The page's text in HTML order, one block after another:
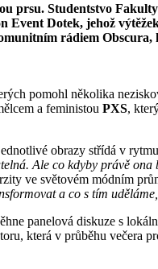
prsu. Studentstvo
Dotek, jehož
rádiem
pomohl několika
a feministou PXS,
obrazy střídá v
Ale co kdyby právě
ve světovém módním
a co s tím
panelová diskuze s
která v průběhu večera